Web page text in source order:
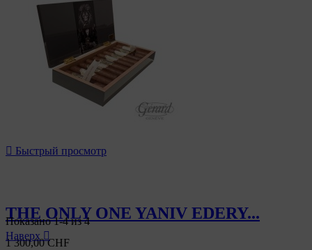
 Быстрый просмотр
THE ONLY ONE YANIV EDERY...
1 300,00 CHF
Показано 1-4 из 4
Наверх